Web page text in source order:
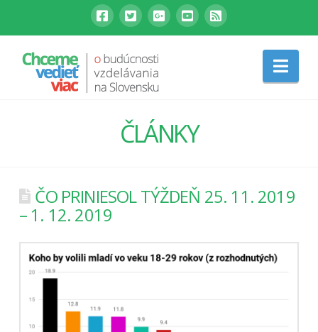
ČLÁNKY
ČO PRINIESOL TÝŽDEŇ 25. 11. 2019
– 1. 12. 2019